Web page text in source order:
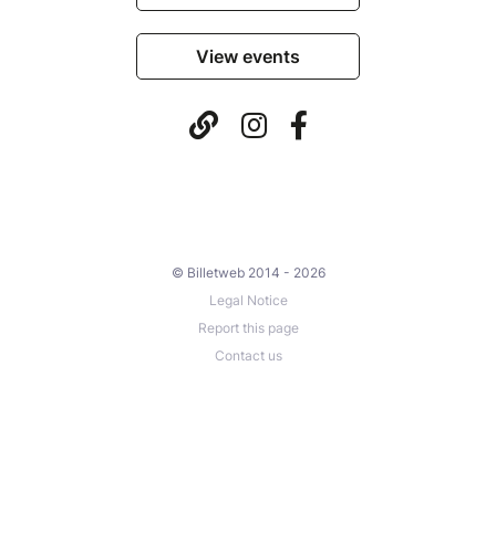
View events
© Billetweb 2014 - 2026
Legal Notice
Report this page
Contact us